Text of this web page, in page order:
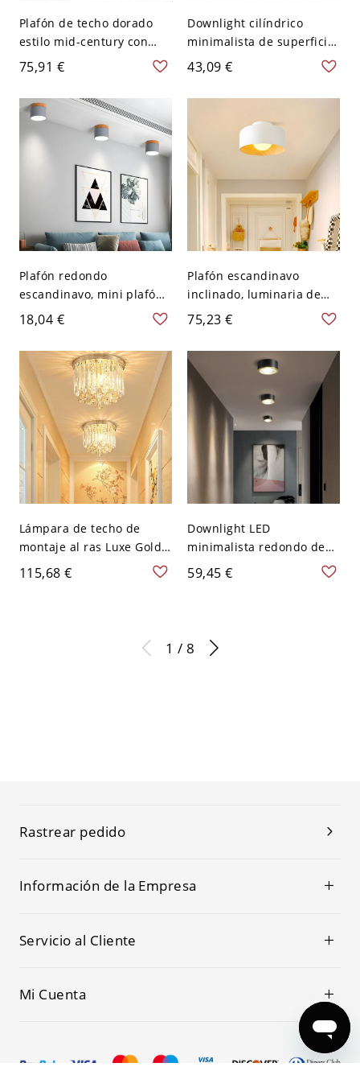
Plafón de techo dorado
estilo mid-century con
pantalla de vidrio de
doble capa para pasillo y
entrada - 110 A 120 V
Cilindro
75,91 €
Downlight cilíndrico
minimalista de superficie,
foco LED ajustable
antideslumbrante para
pasillo - Negro 8,89 cm
43,09 €
Plafón redondo
escandinavo, mini plafón
de 4 pulgadas con detalle
110 A 120 V Gris
18,04 €
Plafón escandinavo
inclinado, luminaria de
techo metálica con acento
- Blanco 110 A 120 V
75,23 €
Lámpara de techo de
montaje al ras Luxe Gold
Crystal, elegante plafón
de gotas de lluvia para
115,68 €
Downlight LED
minimalista redondo de
superficie, foco cilíndrico
de aluminio - 110 A 120 V
59,45 €
1 / 8
Rastrear pedido
Información de la Empresa
Servicio al Cliente
Mi Cuenta